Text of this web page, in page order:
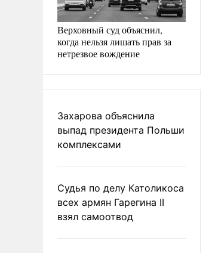
Верховный суд объяснил,
когда нельзя лишать прав за
нетрезвое вождение
Захарова объяснила
выпад президента Польши
комплексами
Судья по делу Католикоса
всех армян Гарегина II
взял самоотвод